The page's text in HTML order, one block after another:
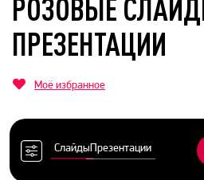
РОЗОВЫЕ
ПРЕЗЕНТАЦИИ
Моё избранное
СлайдыПрезентации